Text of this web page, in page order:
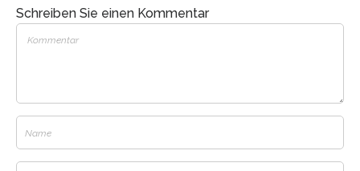
Schreiben Sie einen Kommentar